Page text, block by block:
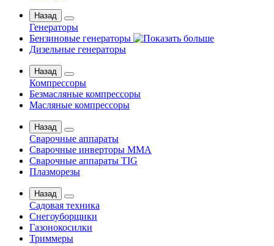
Назад
Генераторы
Бензиновые генераторы
Дизельные генераторы
Назад
Компрессоры
Безмасляные компрессоры
Масляные компрессоры
Назад
Сварочные аппараты
Сварочные инверторы MMA
Сварочные аппараты TIG
Плазморезы
Назад
Садовая техника
Снегоуборщики
Газонокосилки
Триммеры